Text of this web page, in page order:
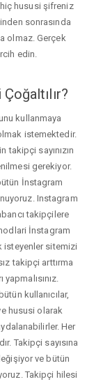
hususi şifreniz
sonrasında
olmaz. Gerçek
edin.
kullanmaya
istemektedir.
sayınızın
gerekiyor.
İnstagram
Instagram
takipçilere
İnstagram
isteyenler sitemizi
takipçi arttırma
kullanıcılar,
hususi olarak
Her
Takipçi sayısına
ve bütün
Takipçi hilesi